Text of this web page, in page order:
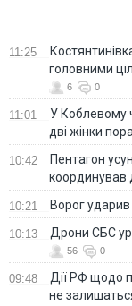
11:25
головними
6 0
11:01
У Коблевому
дві жінки
10:42
Пентагон
координував
10:21 Ворог
10:13 Дрони СБС
56 0
09:48
Дії РФ щодо
не